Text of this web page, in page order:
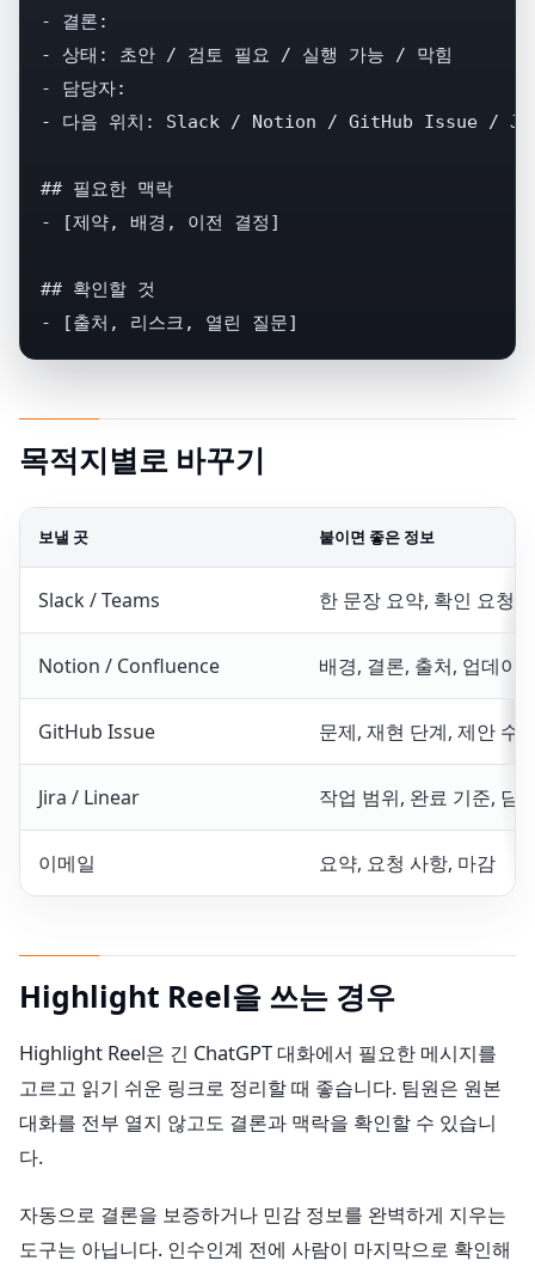
- 결론:
- 상태: 초안 / 검토 필요 / 실행 가능 / 막힘
- 담당자:
- 다음 위치: Slack / Notion / GitHub Issue /
## 필요한 맥락
- [제약, 배경, 이전 결정]
## 확인할 것
- [출처, 리스크, 열린 질문]
목적지별로 바꾸기
보낼 곳 붙이면 좋은 정보
Slack / Teams 한 문장 요약, 확인 요청,
Notion / Confluence 배경, 결론, 출처, 업데이
GitHub Issue 문제, 재현 단계, 제안 수
Jira / Linear 작업 범위, 완료 기준, 담
이메일 요약, 요청 사항, 마감
Highlight Reel을 쓰는 경우
Highlight Reel은 긴 ChatGPT 대화에서 필요한 메시지를
고르고 읽기 쉬운 링크로 정리할 때 좋습니다. 팀원은 원본
대화를 전부 열지 않고도 결론과 맥락을 확인할 수 있습니
다.
자동으로 결론을 보증하거나 민감 정보를 완벽하게 지우는
도구는 아닙니다. 인수인계 전에 사람이 마지막으로 확인해